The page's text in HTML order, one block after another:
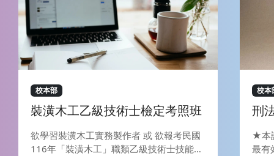
校本部
裝潢木工乙級技術士檢定考照班
欲學習裝潢木工實務製作者 或 欲報考民國
116年「裝潢木工」職類乙級技術士技能檢
校本
刑
★本
最有